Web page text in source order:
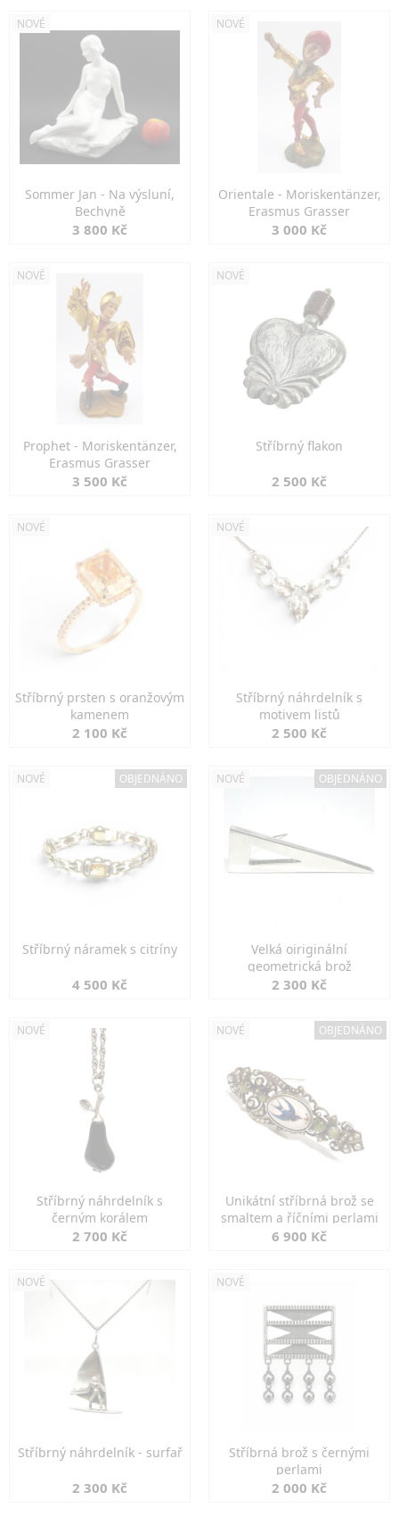
NOVÉ
Sommer Jan - Na výsluní,
Bechyně
3 800 Kč
NOVÉ
Orientale - Moriskentänzer,
Erasmus Grasser
3 000 Kč
NOVÉ
Prophet - Moriskentänzer,
Erasmus Grasser
3 500 Kč
NOVÉ
Stříbrný flakon
2 500 Kč
NOVÉ
Stříbrný prsten s oranžovým
kamenem
2 100 Kč
NOVÉ
Stříbrný náhrdelník s
motivem listů
2 500 Kč
NOVÉ OBJEDNÁNO
Stříbrný náramek s citríny
4 500 Kč
NOVÉ OBJEDNÁNO
Velká oiriginální
geometrická brož
2 300 Kč
NOVÉ
Stříbrný náhrdelník s
černým korálem
2 700 Kč
NOVÉ OBJEDNÁNO
Unikátní stříbrná brož se
smaltem a říčními perlami
6 900 Kč
NOVÉ
Stříbrný náhrdelník - surfař
2 300 Kč
NOVÉ
Stříbrná brož s černými
perlami
2 000 Kč